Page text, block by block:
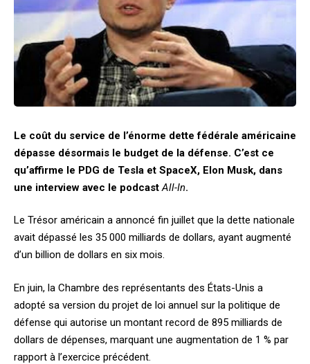
Le coût du service de l’énorme dette fédérale américaine
dépasse désormais le budget de la défense. C’est ce
qu’affirme le PDG de Tesla et SpaceX, Elon Musk, dans
une interview avec le podcastAll-In.
Le Trésor américain a annoncé fin juillet que la dette nationale
avait dépassé les 35 000 milliards de dollars, ayant augmenté
d’un billion de dollars en six mois.
En juin, la Chambre des représentants des États-Unis a
adopté sa version du projet de loi annuel sur la politique de
défense qui autorise un montant record de 895 milliards de
dollars de dépenses, marquant une augmentation de 1 % par
rapport à l’exercice précédent.